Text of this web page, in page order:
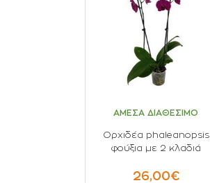
ΑΜΕΣΑ ΔΙΑΘΕΣΙΜΟ
Ορχιδέα phaleanopsis
φούξια με 2 κλαδιά
26,00€